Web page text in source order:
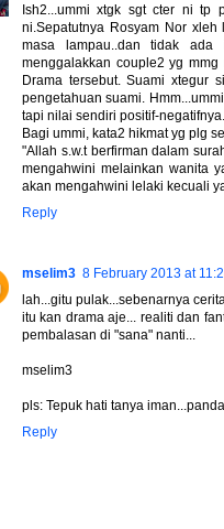
Ish2...ummi xtgk sgt cter ni tp
ni.Sepatutnya Rosyam Nor
masa lampau..dan tidak ada
menggalakkan couple2 yg
Drama tersebut. Suami xtegur
pengetahuan suami.
tapi nilai sendiri positif-negatifnya..
Bagi ummi, kata2 hikmat yg plg
"Allah s.w.t berfirman dalam
mengahwini melainkan wanita
akan mengahwini lelaki kecuali
Reply
mselim3 8 February 2013 at
lah...gitu pulak...sebenarnya
itu kan drama aje... realiti dan
pembalasan di "sana" nanti...
mselim3
pls: Tepuk hati tanya
Reply